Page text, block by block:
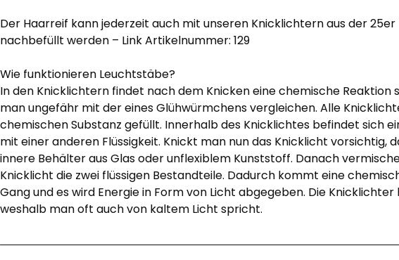
Der Haarreif kann jederzeit auch mit unseren Knicklichtern aus der 25er
nachbefüllt werden – Link Artikelnummer: 129
Wie funktionieren Leuchtstäbe?
In den Knicklichtern findet nach dem Knicken eine chemische Reaktion
man ungefähr mit der eines Glühwürmchens vergleichen. Alle
chemischen Substanz gefüllt. Innerhalb des Knicklichtes befindet sich
mit einer anderen Flüssigkeit. Knickt man nun das Knicklicht vorsichtig,
innere Behälter aus Glas oder unflexiblem Kunststoff. Danach
Knicklicht die zwei flüssigen Bestandteile. Dadurch kommt eine
Gang und es wird Energie in Form von Licht abgegeben. Die
weshalb man oft auch von kaltem Licht spricht.